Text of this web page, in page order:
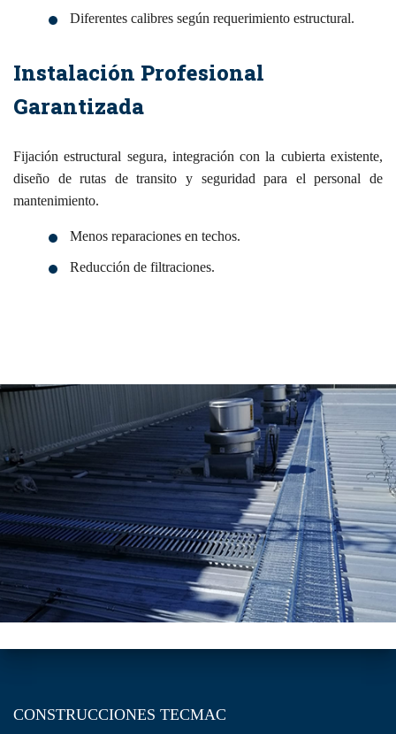
Diferentes calibres según requerimiento estructural.
Instalación Profesional
Garantizada
Fijación estructural segura, integración con la cubierta existente,
diseño de rutas de transito y seguridad para el personal de
mantenimiento.
Menos reparaciones en techos.
Reducción de filtraciones.
CONSTRUCCIONES TECMAC